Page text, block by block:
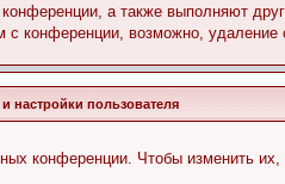
а также выполняют
конференции, возможно, удаление
настройки пользователя
конференции. Чтобы изменить